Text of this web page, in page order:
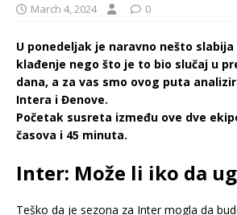
March 4, 2024 0
U ponedeljak je naravno nešto slabija
klađenje nego što je to bio slučaj u
dana, a za vas smo ovog puta
Intera i Đenove.
Početak susreta između ove dve
časova i 45 minuta.
Inter: Može li iko da
Teško da je sezona za Inter mogla da